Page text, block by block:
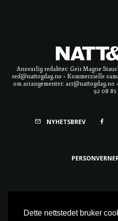
Ansvarlig redaktør: Geir Magne
red@nattogdag.no • Kommersielle
om arrangementer:
92 08 85
NYHETSBREV
Dette nettstedet bruker